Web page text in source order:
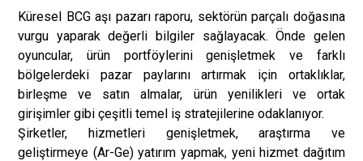
Küresel BCG aşı pazarı raporu, sektörün parçalı doğasına
vurgu yaparak değerli bilgiler sağlayacak. Önde gelen
oyuncular, ürün portföylerini genişletmek ve farklı
bölgelerdeki pazar paylarını artırmak için ortaklıklar,
birleşme ve satın almalar, ürün yenilikleri ve ortak
girişimler gibi çeşitli temel iş stratejilerine odaklanıyor.
Şirketler, hizmetleri genişletmek, araştırma ve
geliştirmeye (Ar-Ge) yatırım yapmak, yeni hizmet dağıtım